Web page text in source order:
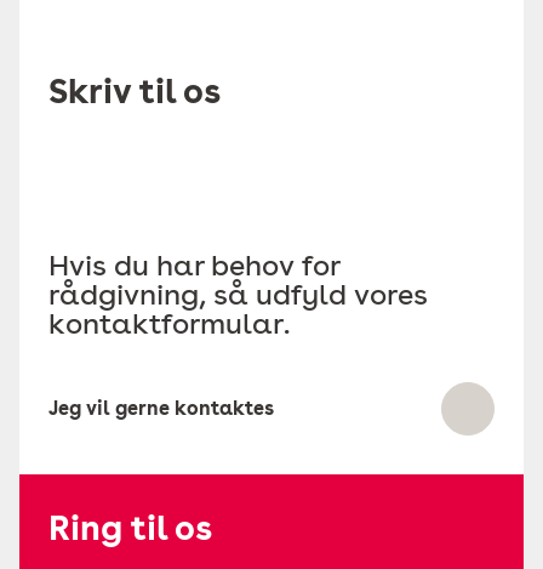
Skriv til os
Hvis du har behov for
rådgivning, så udfyld vores
kontaktformular.
Jeg vil gerne kontaktes
Ring til os